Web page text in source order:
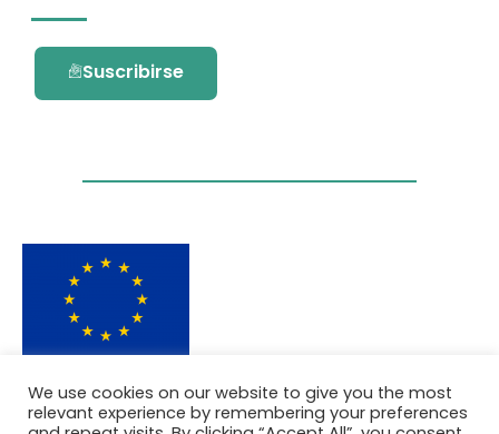
Suscribirse
Este proyecto ha recibido financiación del
programa de investigación e innovación
Horizonte 2020 de la Unión Europea en virtud
We use cookies on our website to give you the most
relevant experience by remembering your preferences